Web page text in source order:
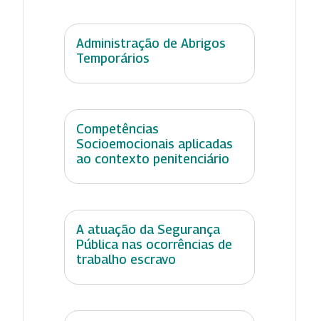
Administração de Abrigos
Temporários
Competências
Socioemocionais aplicadas
ao contexto penitenciário
A atuação da Segurança
Pública nas ocorrências de
trabalho escravo